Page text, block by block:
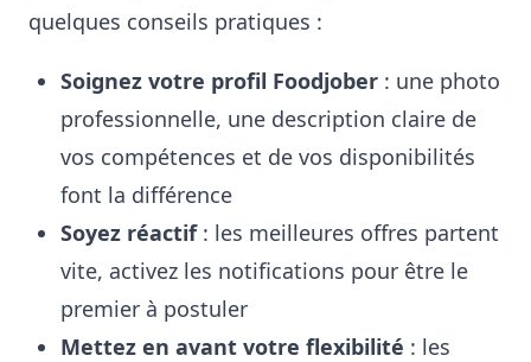
quelques conseils pratiques :
Soignez votre profil Foodjober : une photo
professionnelle, une description claire de
vos compétences et de vos disponibilités
font la différence
Soyez réactif: les meilleures offres partent
vite, activez les notifications pour être le
premier à postuler
Mettez en avant votre flexibilité : les